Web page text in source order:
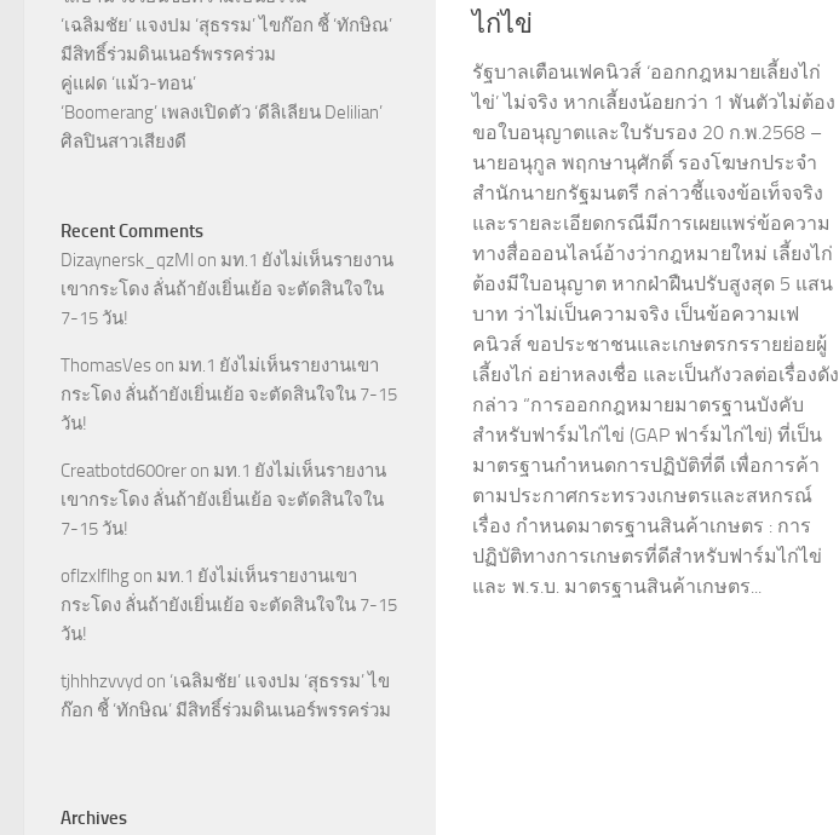
ไก่ไข่
รัฐบาลเตือนเฟคนิวส์ ‘ออกกฎหมายเลี้ยงไก่
ไข่’ ไม่จริง หากเลี้ยงน้อยกว่า 1 พันตัวไม่ต้อง
ขอใบอนุญาตและใบรับรอง 20 ก.พ.2568 –
นายอนุกูล พฤกษานุศักดิ์ รองโฆษกประจำ
สำนักนายกรัฐมนตรี กล่าวชี้แจงข้อเท็จจริง
และรายละเอียดกรณีมีการเผยแพร่ข้อความ
ทางสื่อออนไลน์อ้างว่ากฎหมายใหม่ เลี้ยงไก่
ต้องมีใบอนุญาต หากฝ่าฝืนปรับสูงสุด 5 แสน
บาท ว่าไม่เป็นความจริง เป็นข้อความเฟ
คนิวส์ ขอประชาชนและเกษตรกรรายย่อยผู้
เลี้ยงไก่ อย่าหลงเชื่อ และเป็นกังวลต่อเรื่องดัง
กล่าว “การออกกฎหมายมาตรฐานบังคับ
สำหรับฟาร์มไก่ไข่ (GAP ฟาร์มไก่ไข่) ที่เป็น
มาตรฐานกำหนดการปฏิบัติที่ดี เพื่อการค้า
ตามประกาศกระทรวงเกษตรและสหกรณ์
เรื่อง กำหนดมาตรฐานสินค้าเกษตร : การ
ปฏิบัติทางการเกษตรที่ดีสำหรับฟาร์มไก่ไข่
และ พ.ร.บ. มาตรฐานสินค้าเกษตร...
‘เฉลิมชัย’ แจงปม ‘สุธรรม’ ไขก๊อก ชี้ ‘ทักษิณ’
มีสิทธิ์ร่วมดินเนอร์พรรคร่วม
คู่แฝด ‘แม้ว-ทอน’
‘Boomerang’ เพลงเปิดตัว ‘ดีลิเลียน Delilian’
ศิลปินสาวเสียงดี
Recent Comments
Dizaynersk_qzMl on มท.1 ยังไม่เห็นรายงาน
เขากระโดง ลั่นถ้ายังเยิ่นเย้อ จะตัดสินใจใน
7-15 วัน!
ThomasVes on มท.1 ยังไม่เห็นรายงานเขา
กระโดง ลั่นถ้ายังเยิ่นเย้อ จะตัดสินใจใน 7-15
วัน!
Creatbotd600rer on มท.1 ยังไม่เห็นรายงาน
เขากระโดง ลั่นถ้ายังเยิ่นเย้อ จะตัดสินใจใน
7-15 วัน!
oflzxlflhg on มท.1 ยังไม่เห็นรายงานเขา
กระโดง ลั่นถ้ายังเยิ่นเย้อ จะตัดสินใจใน 7-15
วัน!
tjhhhzvvyd on ‘เฉลิมชัย’ แจงปม ‘สุธรรม’ ไข
ก๊อก ชี้ ‘ทักษิณ’ มีสิทธิ์ร่วมดินเนอร์พรรคร่วม
Archives